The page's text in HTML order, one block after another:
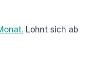
Lohnt sich ab